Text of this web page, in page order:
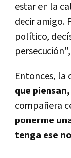
estar en la
decir amigo.
político,
Entonces, la
que
compañera
ponerme
tenga ese